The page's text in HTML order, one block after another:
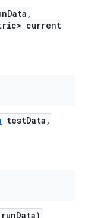
Data ,
current
testData ,
runData)